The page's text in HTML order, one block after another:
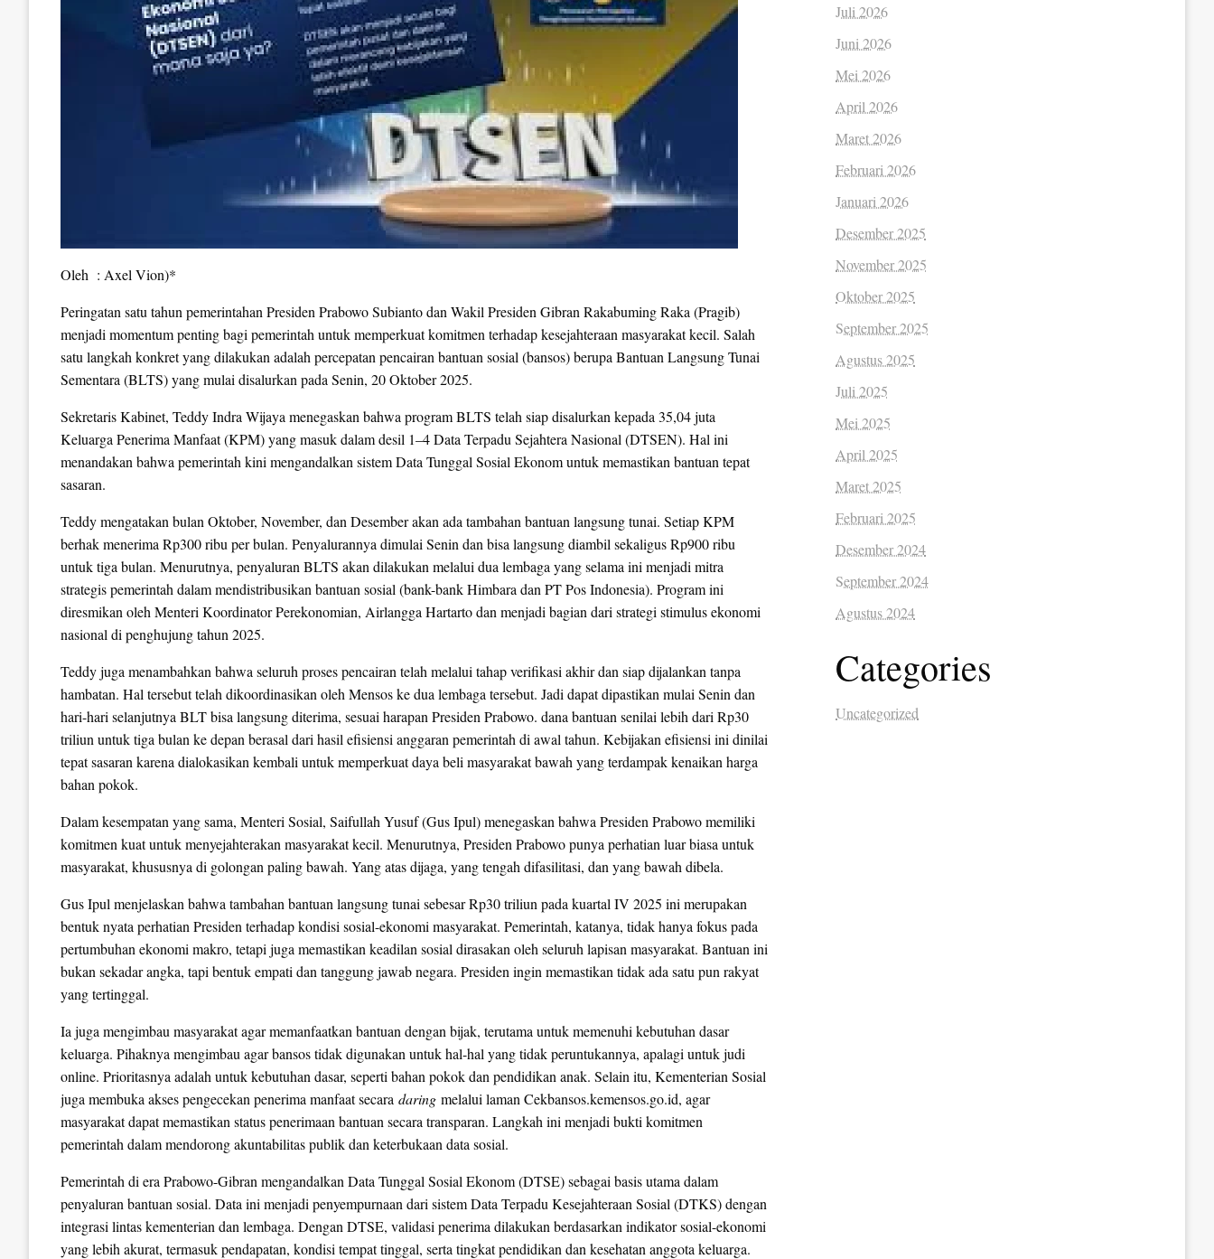
Oleh : Axel Vion)*
Peringatan satu tahun pemerintahan Presiden Prabowo Subianto dan Wakil Presiden Gibran Rakabuming Raka (Pragib)
menjadi momentum penting bagi pemerintah untuk memperkuat komitmen terhadap kesejahteraan masyarakat kecil. Salah
satu langkah konkret yang dilakukan adalah percepatan pencairan bantuan sosial (bansos) berupa Bantuan Langsung Tunai
Sementara (BLTS) yang mulai disalurkan pada Senin, 20 Oktober 2025.
Sekretaris Kabinet, Teddy Indra Wijaya menegaskan bahwa program BLTS telah siap disalurkan kepada 35,04 juta
Keluarga Penerima Manfaat (KPM) yang masuk dalam desil 1–4 Data Terpadu Sejahtera Nasional (DTSEN). Hal ini
menandakan bahwa pemerintah kini mengandalkan sistem Data Tunggal Sosial Ekonom untuk memastikan bantuan tepat
sasaran.
Teddy mengatakan bulan Oktober, November, dan Desember akan ada tambahan bantuan langsung tunai. Setiap KPM
berhak menerima Rp300 ribu per bulan. Penyalurannya dimulai Senin dan bisa langsung diambil sekaligus Rp900 ribu
untuk tiga bulan. Menurutnya, penyaluran BLTS akan dilakukan melalui dua lembaga yang selama ini menjadi mitra
strategis pemerintah dalam mendistribusikan bantuan sosial (bank-bank Himbara dan PT Pos Indonesia). Program ini
diresmikan oleh Menteri Koordinator Perekonomian, Airlangga Hartarto dan menjadi bagian dari strategi stimulus ekonomi
nasional di penghujung tahun 2025.
Teddy juga menambahkan bahwa seluruh proses pencairan telah melalui tahap verifikasi akhir dan siap dijalankan tanpa
hambatan. Hal tersebut telah dikoordinasikan oleh Mensos ke dua lembaga tersebut. Jadi dapat dipastikan mulai Senin dan
hari-hari selanjutnya BLT bisa langsung diterima, sesuai harapan Presiden Prabowo. dana bantuan senilai lebih dari Rp30
triliun untuk tiga bulan ke depan berasal dari hasil efisiensi anggaran pemerintah di awal tahun. Kebijakan efisiensi ini dinilai
tepat sasaran karena dialokasikan kembali untuk memperkuat daya beli masyarakat bawah yang terdampak kenaikan harga
bahan pokok.
Dalam kesempatan yang sama, Menteri Sosial, Saifullah Yusuf (Gus Ipul) menegaskan bahwa Presiden Prabowo memiliki
komitmen kuat untuk menyejahterakan masyarakat kecil. Menurutnya, Presiden Prabowo punya perhatian luar biasa untuk
masyarakat, khususnya di golongan paling bawah. Yang atas dijaga, yang tengah difasilitasi, dan yang bawah dibela.
Gus Ipul menjelaskan bahwa tambahan bantuan langsung tunai sebesar Rp30 triliun pada kuartal IV 2025 ini merupakan
bentuk nyata perhatian Presiden terhadap kondisi sosial-ekonomi masyarakat. Pemerintah, katanya, tidak hanya fokus pada
pertumbuhan ekonomi makro, tetapi juga memastikan keadilan sosial dirasakan oleh seluruh lapisan masyarakat. Bantuan ini
bukan sekadar angka, tapi bentuk empati dan tanggung jawab negara. Presiden ingin memastikan tidak ada satu pun rakyat
yang tertinggal.
Ia juga mengimbau masyarakat agar memanfaatkan bantuan dengan bijak, terutama untuk memenuhi kebutuhan dasar
keluarga. Pihaknya mengimbau agar bansos tidak digunakan untuk hal-hal yang tidak peruntukannya, apalagi untuk judi
online. Prioritasnya adalah untuk kebutuhan dasar, seperti bahan pokok dan pendidikan anak. Selain itu, Kementerian Sosial
juga membuka akses pengecekan penerima manfaat secara daring melalui laman Cekbansos.kemensos.go.id, agar
masyarakat dapat memastikan status penerimaan bantuan secara transparan. Langkah ini menjadi bukti komitmen
pemerintah dalam mendorong akuntabilitas publik dan keterbukaan data sosial.
Pemerintah di era Prabowo-Gibran mengandalkan Data Tunggal Sosial Ekonom (DTSE) sebagai basis utama dalam
penyaluran bantuan sosial. Data ini menjadi penyempurnaan dari sistem Data Terpadu Kesejahteraan Sosial (DTKS) dengan
integrasi lintas kementerian dan lembaga. Dengan DTSE, validasi penerima dilakukan berdasarkan indikator sosial-ekonomi
yang lebih akurat, termasuk pendapatan, kondisi tempat tinggal, serta tingkat pendidikan dan kesehatan anggota keluarga.
Juli 2026
Juni 2026
Mei 2026
April 2026
Maret 2026
Februari 2026
Januari 2026
Desember 2025
November 2025
Oktober 2025
September 2025
Agustus 2025
Juli 2025
Mei 2025
April 2025
Maret 2025
Februari 2025
Desember 2024
September 2024
Agustus 2024
Categories
Uncategorized